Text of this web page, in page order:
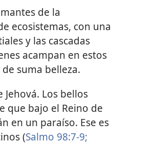
de la
ecosistemas, con una
y las cascadas
acampan en estos
suma belleza.
Los bellos
que bajo el Reino de
en un paraíso. Ese es
(Salmo 98:7-9;